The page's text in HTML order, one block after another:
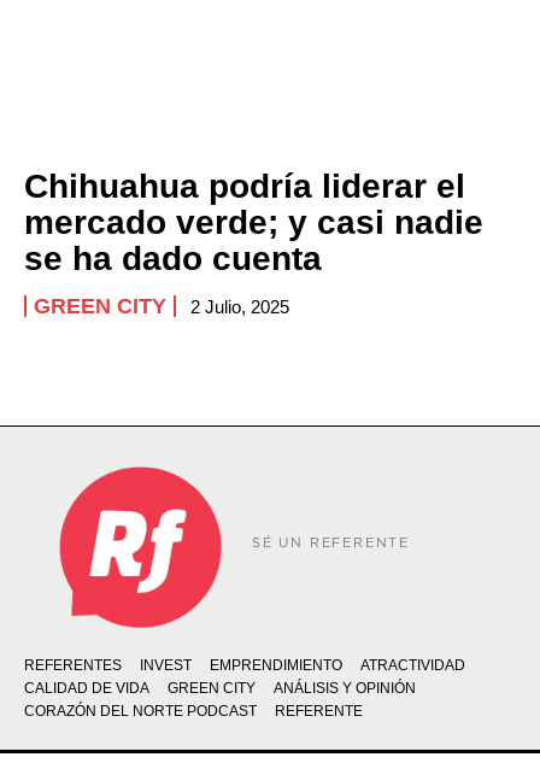
Chihuahua podría liderar el
mercado verde; y casi nadie
se ha dado cuenta
GREEN CITY 2 Julio, 2025
SÉ UN REFERENTE
REFERENTES INVEST EMPRENDIMIENTO
ATRACTIVIDAD
CALIDAD DE VIDA
GREEN CITY
ANÁLISIS Y OPINIÓN
CORAZÓN DEL NORTE PODCAST
REFERENTE